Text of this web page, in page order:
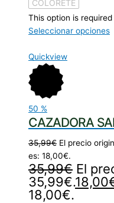
COLORETE
This option is required
Seleccionar opciones
Quickview
50 %
CAZADORA
35,99€ El precio
es: 18,00€.
35,99€ El
35,99€.18,00
18,00€.